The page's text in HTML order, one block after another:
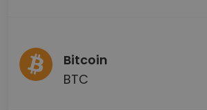
Bitcoin
BTC